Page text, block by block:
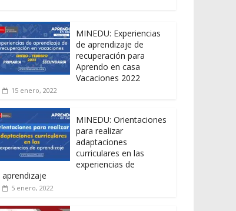
MINEDU: Experiencias
de aprendizaje de
recuperación para
Aprendo en casa
Vacaciones 2022
15 enero, 2022
MINEDU: Orientaciones
para realizar
adaptaciones
curriculares en las
experiencias de
aprendizaje
5 enero, 2022